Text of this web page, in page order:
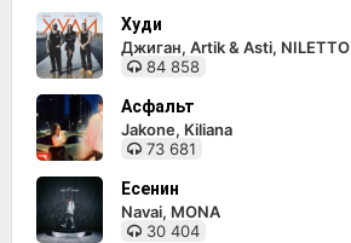
Худи
Джиган, Artik & Asti, NILETTO
84 858
Асфальт
Jakone, Kiliana
73 681
Есенин
Navai, MONA
30 404